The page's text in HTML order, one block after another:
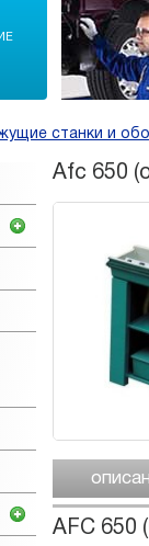
станки и
Afc 650
AFC 650